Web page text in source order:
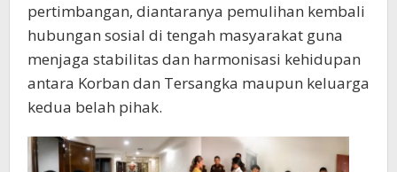
pertimbangan, diantaranya pemulihan kembali
hubungan sosial di tengah masyarakat guna
menjaga stabilitas dan harmonisasi kehidupan
antara Korban dan Tersangka maupun keluarga
kedua belah pihak.